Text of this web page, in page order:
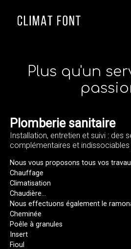
Plus qu'un
Plomberie sanitaire
Installation, entretien et suivi : des
complémentaires et indissociables
Nous vous proposons tous vos
Chauffage
Climatisation
Chaudière...
Nous effectuons également le
Cheminée
Poêle à granules
Insert
Fioul